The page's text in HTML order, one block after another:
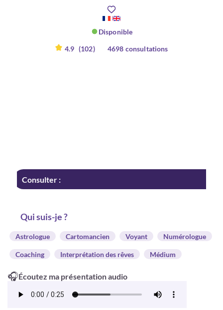
Disponible
4.9 (102) 4698 consultations
Consulter :
Qui suis-je ?
Astrologue Cartomancien Voyant Numérologue
Coaching Interprétation des rêves Médium
🎧Écoutez ma présentation audio